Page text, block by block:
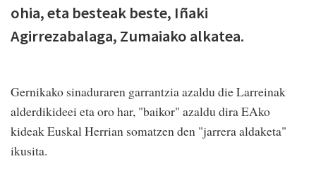
ohia, eta besteak beste, Iñaki
Agirrezabalaga, Zumaiako alkatea.
Gernikako sinaduraren garrantzia azaldu die Larreinak
alderdikideei eta oro har, "baikor" azaldu dira EAko
kideak Euskal Herrian somatzen den "jarrera aldaketa"
ikusita.